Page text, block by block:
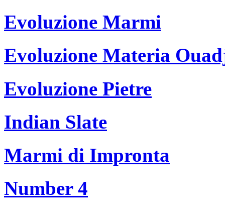
Evoluzione Marmi
Evoluzione Materia
Evoluzione Pietre
Indian Slate
Marmi di Impronta
Number 4